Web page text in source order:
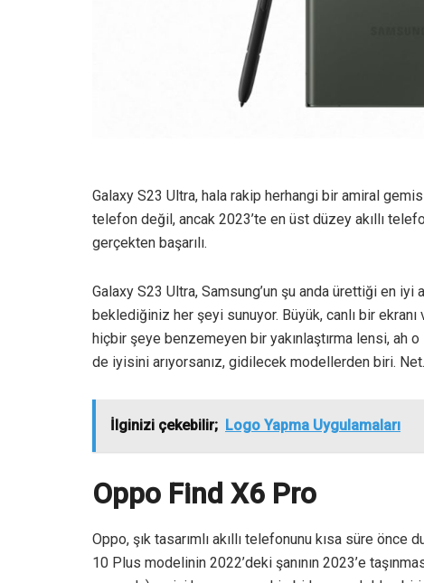
Galaxy S23 Ultra, hala rakip herhangi bir amiral
telefon değil, ancak 2023’te en üst düzey akıllı
gerçekten başarılı.
Galaxy S23 Ultra, Samsung’un şu anda ürettiği en
beklediğiniz her şeyi sunuyor. Büyük, canlı bir
hiçbir şeye benzemeyen bir yakınlaştırma lensi,
de iyisini arıyorsanız, gidilecek modellerden biri. Net.
İlginizi çekebilir; Logo Yapma Uygulamaları
Oppo Find X6 Pro
Oppo, şık tasarımlı akıllı telefonunu kısa süre
10 Plus modelinin 2022’deki şanının 2023’e